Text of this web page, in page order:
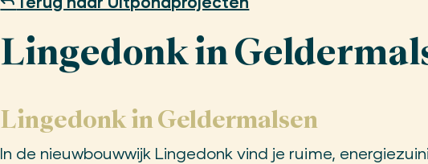
Lingedonk in
Lingedonk in Geldermalsen
In de nieuwbouwwijk Lingedonk vind je ruime,